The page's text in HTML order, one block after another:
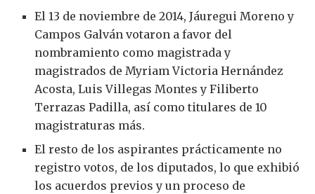
El 13 de noviembre de 2014, Jáuregui Moreno y
Campos Galván votaron a favor del
nombramiento como magistrada y
magistrados de Myriam Victoria Hernández
Acosta, Luis Villegas Montes y Filiberto
Terrazas Padilla, así como titulares de 10
magistraturas más.
El resto de los aspirantes prácticamente no
registro votos, de los diputados, lo que exhibió
los acuerdos previos y un proceso de